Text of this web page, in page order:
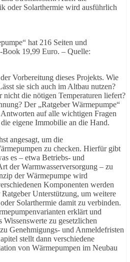
oder Solarthermie wird ausführlich
hat 216 Seiten und
Book 19,99 Euro. – Quelle:
Vorbereitung dieses Projekts. Wie
sie sich auch im Altbau nutzen?
nicht die nötigen Temperaturen liefert?
Der „Ratgeber Wärmepumpe“
auf alle wichtigen Fragen
eigene Immobilie an die Hand.
angesagt, um die
zu checken. Hierfür gibt
es – etwa Betriebs- und
der Warmwasserversorgung – zu
der Wärmepumpe wird
Komponenten werden
Unterstützung, um weitere
Solarthermie damit zu verbinden.
erklärt und
zu gesetzlichen
Genehmigungs- und Anmeldefristen
stellt dann verschiedene
von Wärmepumpen im Neubau